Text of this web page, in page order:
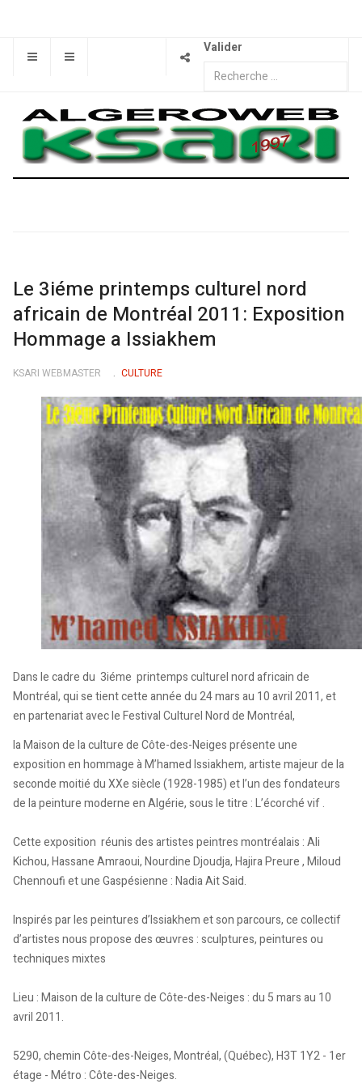
Valider
Le 3iéme printemps culturel nord
africain de Montréal 2011: Exposition
Hommage a Issiakhem
KSARI WEBMASTER CULTURE
Dans le cadre du 3iéme printemps culturel nord africain de
Montréal, qui se tient cette année du 24 mars au 10 avril 2011, et
en partenariat avec le Festival Culturel Nord de Montréal,
la Maison de la culture de Côte-des-Neiges présente une
exposition en hommage à M’hamed Issiakhem, artiste majeur de la
seconde moitié du XXe siècle (1928-1985) et l’un des fondateurs
de la peinture moderne en Algérie, sous le titre : L’écorché vif .
Cette exposition réunis des artistes peintres montréalais : Ali
Kichou, Hassane Amraoui, Nourdine Djoudja, Hajira Preure , Miloud
Chennoufi et une Gaspésienne : Nadia Ait Said.
Inspirés par les peintures d’Issiakhem et son parcours, ce collectif
d’artistes nous propose des œuvres : sculptures, peintures ou
techniques mixtes
Lieu : Maison de la culture de Côte-des-Neiges : du 5 mars au 10
avril 2011.
5290, chemin Côte-des-Neiges, Montréal, (Québec), H3T 1Y2 - 1er
étage - Métro : Côte-des-Neiges.